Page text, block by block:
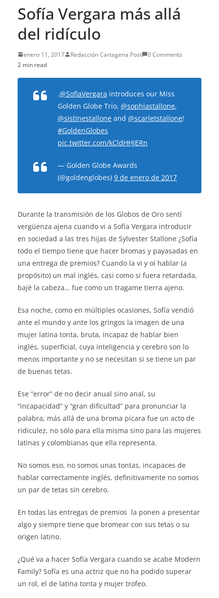
Sofía Vergara más allá
del ridículo
enero 11, 2017 Redacción Cartagena Post
0 Comments
2 min read
.@SofiaVergara introduces our Miss
Golden Globe Trio, @sophiastallone,
@sistinestallone and @scarletstallone!
#GoldenGlobes
pic.twitter.com/kCldHHJERn
— Golden Globe Awards
(@goldenglobes) 9 de enero de 2017
Durante la transmisión de los Globos de Oro sentí
vergüenza ajena cuando vi a Sofía Vergara introducir
en sociedad a las tres hijas de Sylvester Stallone ¿Sofía
todo el tiempo tiene que hacer bromas y payasadas en
una entrega de premios? Cuando la vi y oí hablar (a
propósito) un mal inglés, casi como si fuera retardada,
bajé la cabeza… fue como un tragame tierra ajeno.
Esa noche, como en múltiples ocasiones, Sofía vendió
ante el mundo y ante los gringos la imagen de una
mujer latina tonta, bruta, incapaz de hablar bien
inglés, superficial, cuya inteligencia y cerebro son lo
menos importante y no se necesitan si se tiene un par
de buenas tetas.
Ese “error” de no decir anual sino anal, su
“incapacidad” y “gran dificultad” para pronunciar la
palabra, más allá de una broma picara fue un acto de
ridiculez, no sólo para ella misma sino para las mujeres
latinas y colombianas que ella representa.
No somos eso, no somos unas tontas, incapaces de
hablar correctamente inglés, definitivamente no somos
un par de tetas sin cerebro.
En todas las entregas de premios la ponen a presentar
algo y siempre tiene que bromear con sus tetas o su
origen latino.
¿Qué va a hacer Sofía Vergara cuando se acabe Modern
Family? Sofía es una actriz que no ha podido superar
un rol, el de latina tonta y mujer trofeo.